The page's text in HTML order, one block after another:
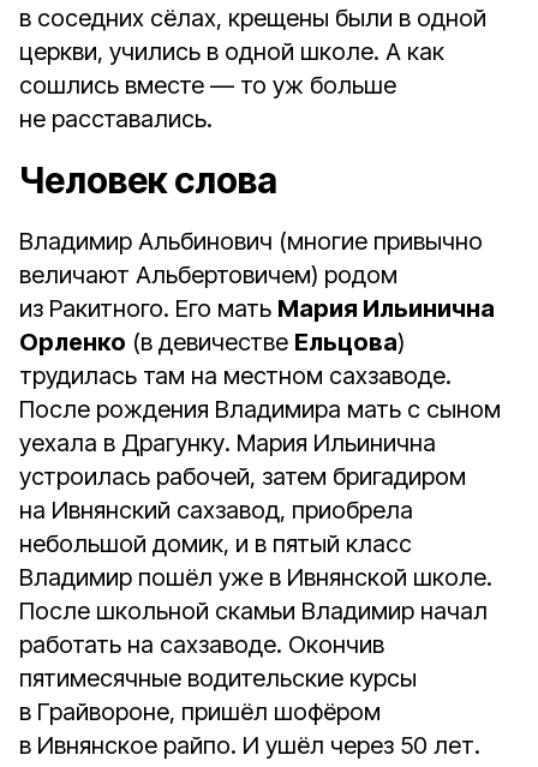
в соседних сёлах, крещены были в одной
церкви, учились в одной школе. А как
сошлись вместе — то уж больше
не расставались.
Человек слова
Владимир Альбинович (многие привычно
величают Альбертовичем) родом
из Ракитного. Его мать Мария Ильинична
Орленко (в девичестве Ельцова)
трудилась там на местном сахзаводе.
После рождения Владимира мать с сыном
уехала в Драгунку. Мария Ильинична
устроилась рабочей, затем бригадиром
на Ивнянский сахзавод, приобрела
небольшой домик, и в пятый класс
Владимир пошёл уже в Ивнянской школе.
После школьной скамьи Владимир начал
работать на сахзаводе. Окончив
пятимесячные водительские курсы
в Грайвороне, пришёл шофёром
в Ивнянское райпо. И ушёл через 50 лет.